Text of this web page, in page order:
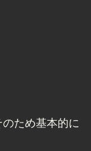
ため基本的に